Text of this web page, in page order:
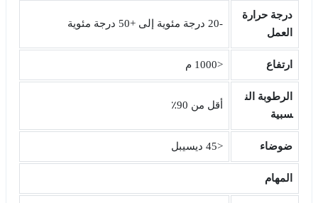
درجة حرارة
العمل
-20 درجة مئوية إلى +50 درجة مئوية
ارتفاع <1000 م
الرطوبة
الن
سبية
أقل من 90٪
ضوضاء <45 ديسيبل
المهام